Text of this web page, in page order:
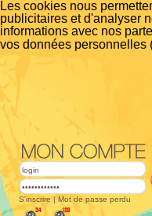
Les cookies nous
publicitaires et d'analyser
informations avec nos
vos données personnelles
S'inscrire | Mot de passe perdu